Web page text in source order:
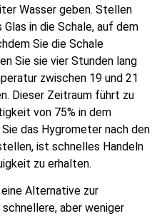
Wasser geben. Stellen
in die Schale, auf dem
Sie die Schale
Sie sie vier Stunden lang
zwischen 19 und 21
Dieser Zeitraum führt zu
von 75% in dem
das Hygrometer nach den
ist schnelles Handeln
zu erhalten.
Alternative zur
aber weniger